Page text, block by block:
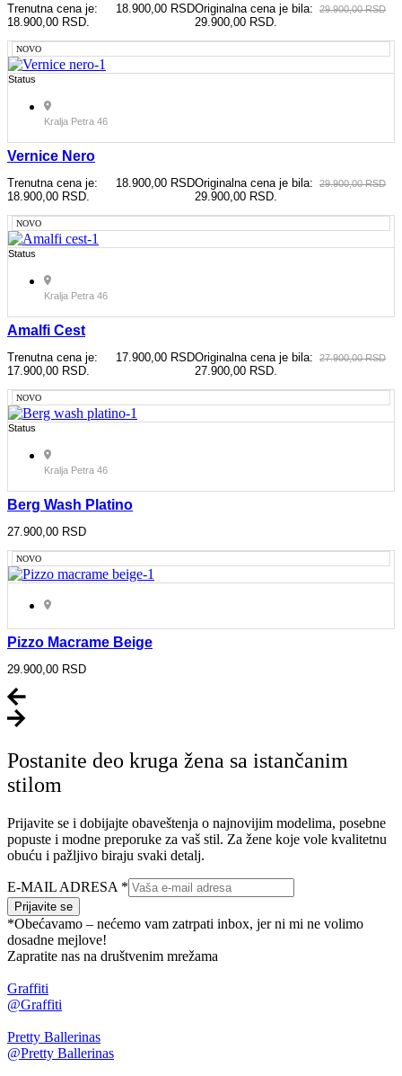
29.900,00RSD
Originalna cena je bila:
29.900,00 RSD.
18.900,00 RSD
Trenutna cena je:
18.900,00 RSD.
NOVO
Status
Kralja Petra 46
Vernice Nero
29.900,00RSD
Originalna cena je bila:
29.900,00 RSD.
18.900,00 RSD
Trenutna cena je:
18.900,00 RSD.
NOVO
Status
Kralja Petra 46
Amalfi Cest
27.900,00RSD
Originalna cena je bila:
27.900,00 RSD.
17.900,00 RSD
Trenutna cena je:
17.900,00 RSD.
NOVO
Status
Kralja Petra 46
Berg Wash Platino
27.900,00 RSD
NOVO
Pizzo Macrame Beige
29.900,00 RSD
Postanite deo kruga žena sa istančanim
stilom
Prijavite se i dobijajte obaveštenja o najnovijim modelima, posebne
popuste i modne preporuke za vaš stil. Za žene koje vole kvalitetnu
obuću i pažljivo biraju svaki detalj.
E-MAIL ADRESA *
Prijavite se
*Obećavamo – nećemo vam zatrpati inbox, jer ni mi ne volimo
dosadne mejlove!
Zapratite nas na društvenim mrežama
Graffiti
@Graffiti
Pretty Ballerinas
@Pretty Ballerinas